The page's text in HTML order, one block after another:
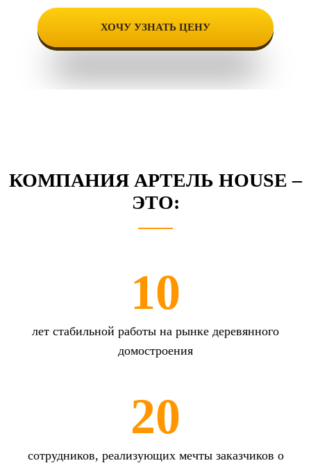
ХОЧУ УЗНАТЬ ЦЕНУ
КОМПАНИЯ АРТЕЛЬ HOUSE –
ЭТО:
10
лет стабильной работы на рынке деревянного
домостроения
20
сотрудников, реализующих мечты заказчиков о